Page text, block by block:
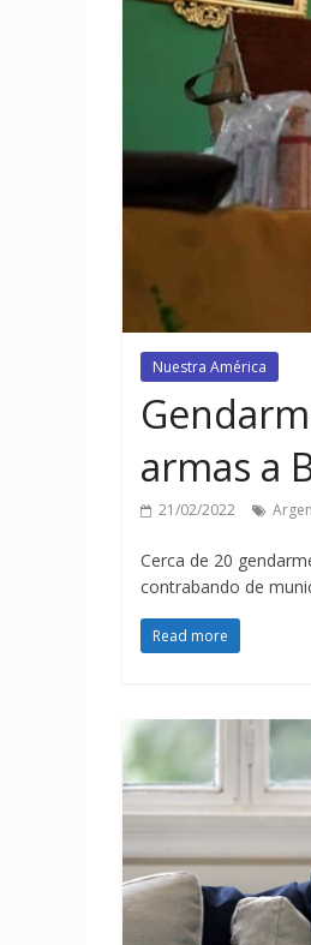
Nuestra América
armas a
21/02/2022
Cerca de 20
contrabando de
Read more